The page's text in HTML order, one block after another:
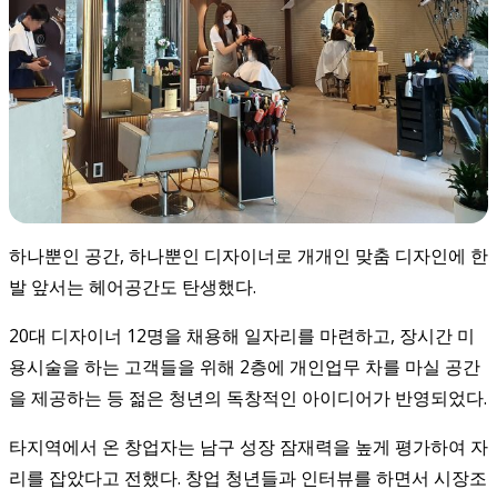
하나뿐인 공간, 하나뿐인 디자이너로 개개인 맞춤 디자인에 한
발 앞서는 헤어공간도 탄생했다.
20대 디자이너 12명을 채용해 일자리를 마련하고, 장시간 미
용시술을 하는 고객들을 위해 2층에 개인업무 차를 마실 공간
을 제공하는 등 젊은 청년의 독창적인 아이디어가 반영되었다.
타지역에서 온 창업자는 남구 성장 잠재력을 높게 평가하여 자
리를 잡았다고 전했다. 창업 청년들과 인터뷰를 하면서 시장조